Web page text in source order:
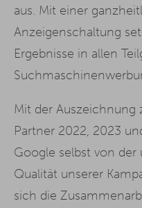
aus. Mit einer
Anzeigenschaltung
Ergebnisse in allen
Mit der
Partner 2022, 2023
Google selbst von
Qualität unserer
sich die